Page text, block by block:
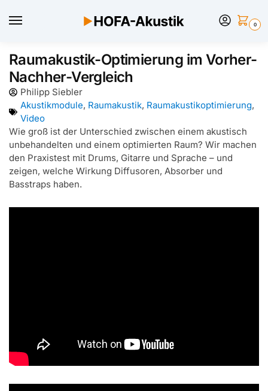
0
Raumakustik-Optimierung im Vorher-
Nachher-Vergleich
Philipp Siebler
Akustikmodule, Raumakustik, Raumakustikoptimierung,
Video
Wie groß ist der Unterschied zwischen einem akustisch
unbehandelten und einem optimierten Raum? Wir machen
den Praxistest mit Drums, Gitarre und Sprache – und
zeigen, welche Wirkung Diffusoren, Absorber und
Basstraps haben.